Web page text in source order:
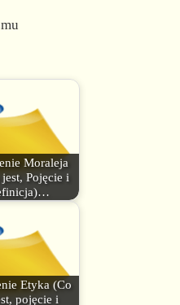
Moraleja
Pojęcie i
Etyka (Co
pojęcie i